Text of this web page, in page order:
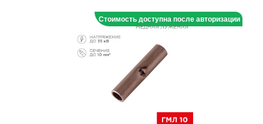
Стоимость доступна после авторизации